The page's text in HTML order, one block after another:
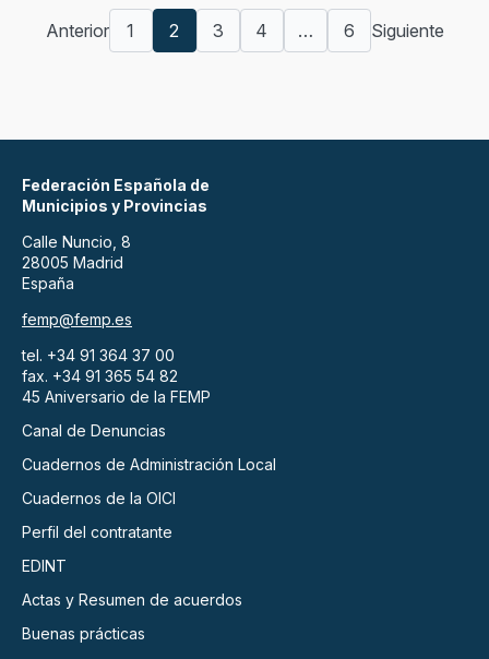
Anterior 1 2 3 4 … 6 Siguiente
Federación Española de
Municipios y Provincias
Calle Nuncio, 8
28005 Madrid
España
femp@femp.es
tel. +34 91 364 37 00
fax. +34 91 365 54 82
45 Aniversario de la FEMP
Canal de Denuncias
Cuadernos de Administración Local
Cuadernos de la OICI
Perfil del contratante
EDINT
Actas y Resumen de acuerdos
Buenas prácticas